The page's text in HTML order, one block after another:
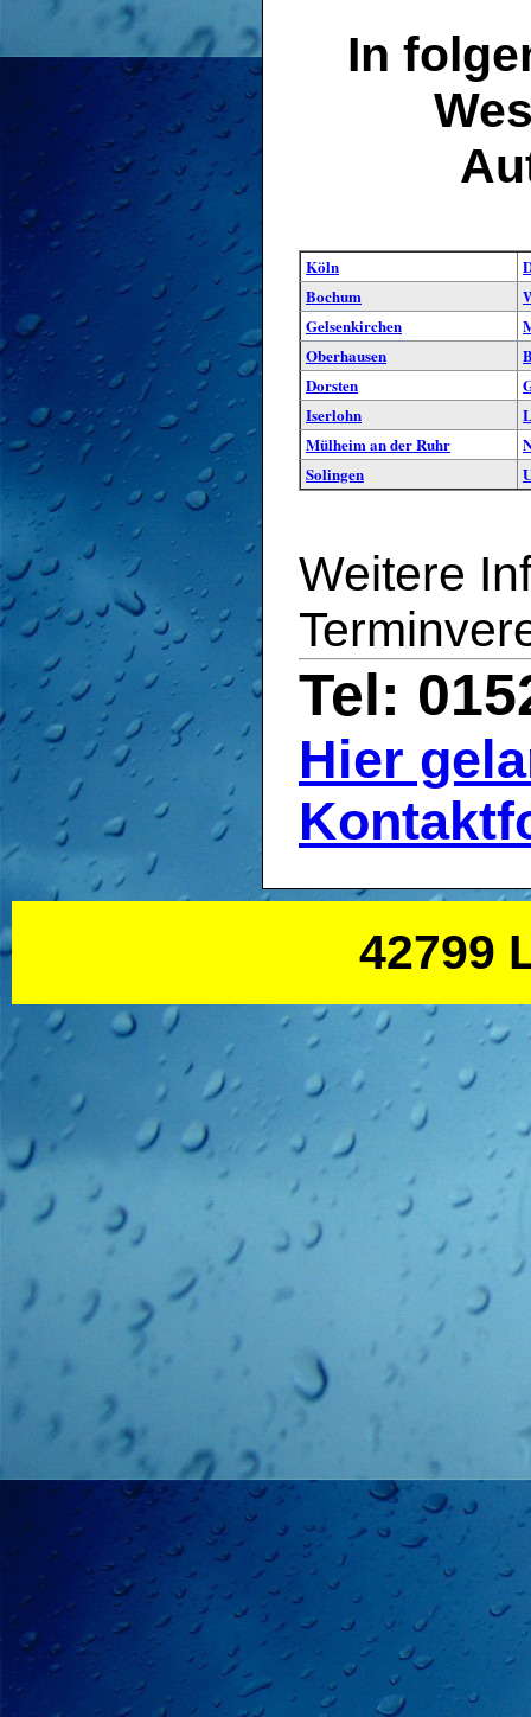
In
Köln
Bochum
Gelsenkirchen
Oberhausen
Dorsten
Iserlohn
Mülheim an der Ruhr
Solingen
Weitere
Tel:
Hier
42799